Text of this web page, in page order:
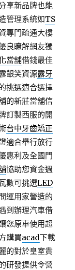
享新品牌也能
管理系統如TS
專門疏通大樓
良瞭解網友獨
當舖借錢最佳
齦笑資源露牙
挑選適合選擇
的新莊當舖信
訂製西服的開
台中牙齒矯正
適合舉行放行
惠利及全國門
協助您資金週
數可挑選LED
運用家營造的
到辦理汽車借
您原車使用超
購買acad下載
的對於皇室貴
研發提供令營